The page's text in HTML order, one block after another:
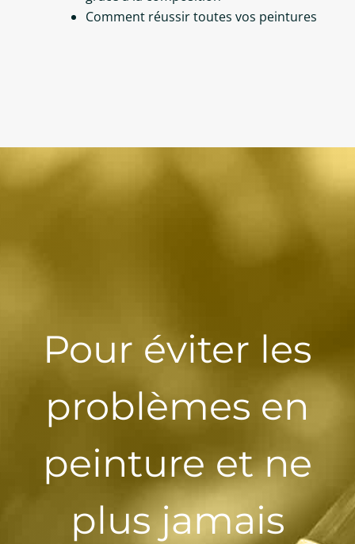
Comment réussir toutes vos peintures
Pour éviter les
problèmes en
peinture et ne
plus jamais